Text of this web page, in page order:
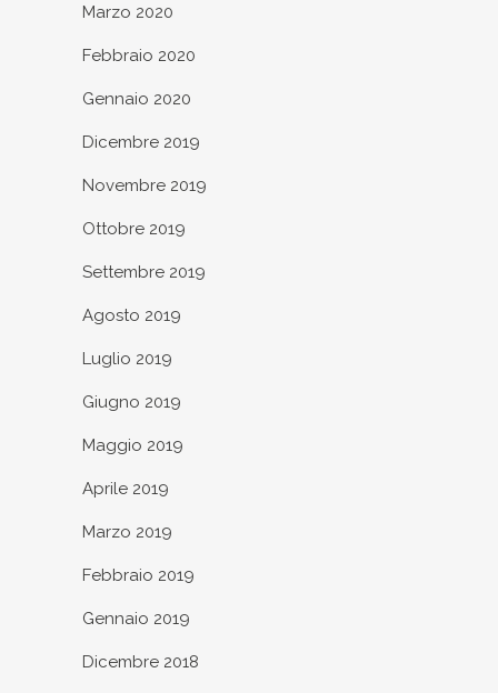
Marzo 2020
Febbraio 2020
Gennaio 2020
Dicembre 2019
Novembre 2019
Ottobre 2019
Settembre 2019
Agosto 2019
Luglio 2019
Giugno 2019
Maggio 2019
Aprile 2019
Marzo 2019
Febbraio 2019
Gennaio 2019
Dicembre 2018